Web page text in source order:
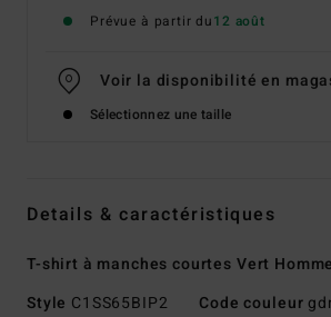
Prévue à partir du12 août
Voir la disponibilité en
Sélectionnez une taille
Details & caractéristiques
T-shirt à manches courtes Vert Homme
Style C1SS65BIP2 Code couleur